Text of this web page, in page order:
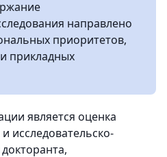
направлено
приоритетов,
прикладных
является оценка
исследовательско-